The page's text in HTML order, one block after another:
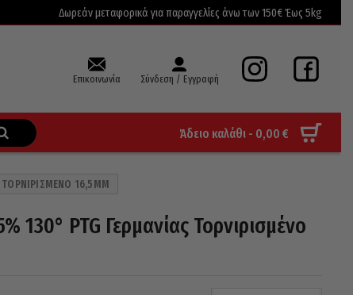
Δωρεάν μεταφορικά για παραγγελίες άνω των 150€ Έως 5kg
Επικοινωνία Σύνδεση / Εγγραφή
Άδειο καλάθι - 0,00 €
ΤΟΡΝΙΡΙΣΜΈΝΟ 16,5MM
130° PTG Γερμανίας Τορνιρισμένο